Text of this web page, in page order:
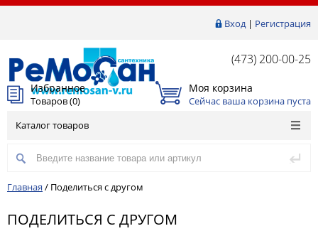
Вход| Регистрация
(473) 200-00-25
Избранное
Товаров (0)
Моя корзина
Сейчас ваша корзина пуста
Каталог товаров
Главная / Поделиться с другом
ПОДЕЛИТЬСЯ С ДРУГОМ